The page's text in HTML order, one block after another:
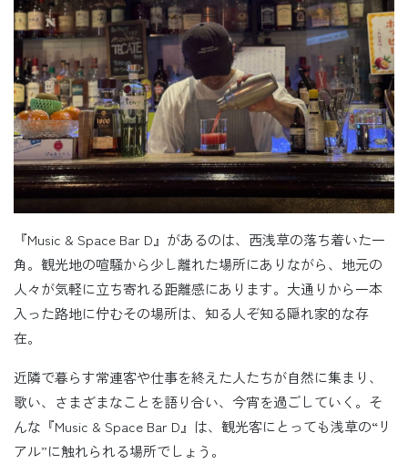
『Music & Space Bar D』があるのは、西浅草の落ち着いた一
角。観光地の喧騒から少し離れた場所にありながら、地元の
人々が気軽に立ち寄れる距離感にあります。大通りから一本
入った路地に佇むその場所は、知る人ぞ知る隠れ家的な存
在。
近隣で暮らす常連客や仕事を終えた人たちが自然に集まり、
歌い、さまざまなことを語り合い、今宵を過ごしていく。そ
んな『Music & Space Bar D』は、観光客にとっても浅草の“リ
アル”に触れられる場所でしょう。